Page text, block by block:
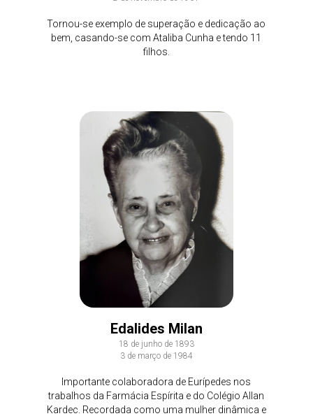
Tornou-se exemplo de superação e dedicação ao
bem, casando-se com Ataliba Cunha e tendo 11
filhos.
Edalides Milan
18 de junho de 1893
3 de março de 1984
Importante colaboradora de Eurípedes nos
trabalhos da Farmácia Espírita e do Colégio Allan
Kardec. Recordada como uma mulher dinâmica e